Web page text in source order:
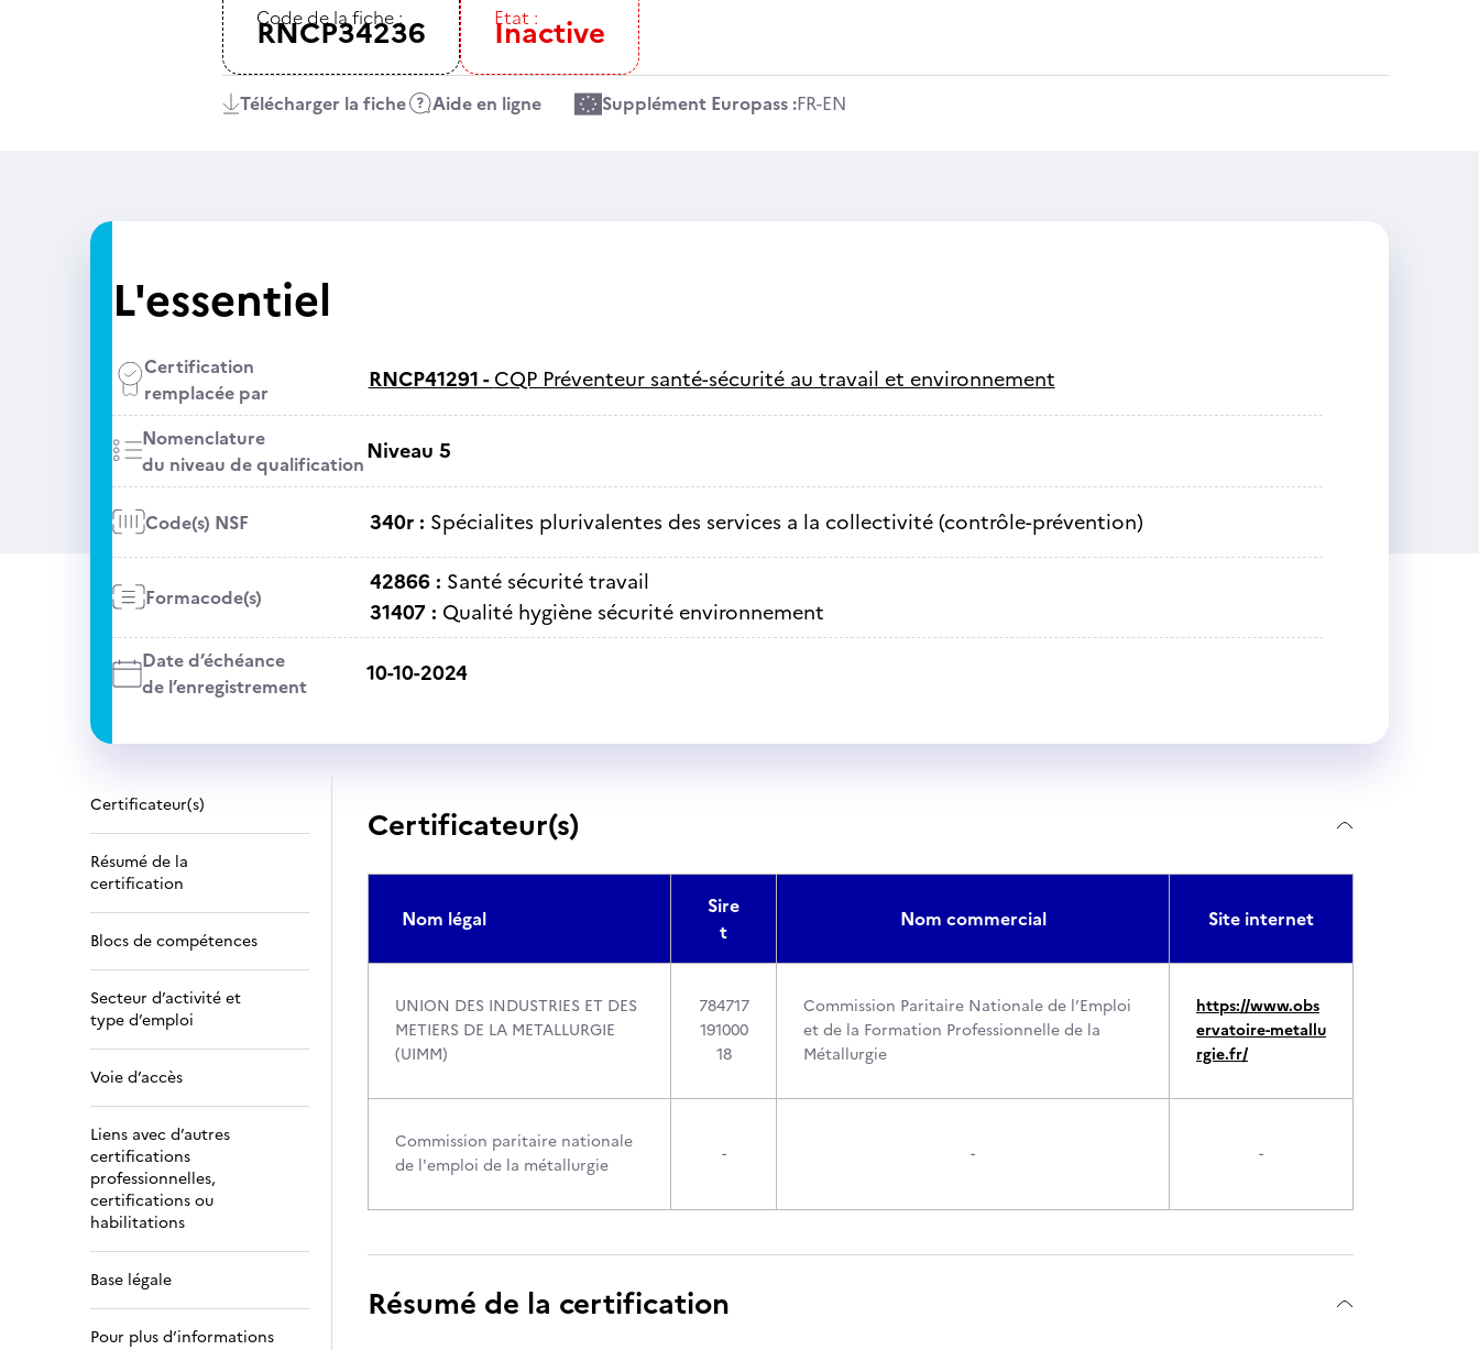
Code de la fiche :
RNCP34236 Etat :
Inactive
Télécharger la fiche Aide en ligne Supplément Europass :FR-EN
L'essentiel
Certification
remplacée par
RNCP41291 -CQP Préventeur santé-sécurité au travail et environnement
Nomenclature
du niveau de qualificationNiveau 5
Code(s) NSF 340r : Spécialites plurivalentes des services a la collectivité (contrôle-prévention)
Formacode(s)
42866 : Santé sécurité travail
31407 : Qualité hygiène sécurité environnement
Date d’échéance
de l’enregistrement
10-10-2024
Certificateur(s)
Résumé de la
certification
Blocs de compétences
Secteur d’activité et
type d’emploi
Voie d’accès
Liens avec d’autres
certifications
professionnelles,
certifications ou
habilitations
Base légale
Pour plus d’informations
Certificateur(s)
Nom légal
Sire
t
Nom commercial Site internet
UNION DES INDUSTRIES ET DES
METIERS DE LA METALLURGIE
(UIMM)
784717
191000
18
Commission Paritaire Nationale de l’Emploi
et de la Formation Professionnelle de la
Métallurgie
https://www.obs
ervatoire-metallu
rgie.fr/
Commission paritaire nationale
de l'emploi de la métallurgie
- - -
Résumé de la certification